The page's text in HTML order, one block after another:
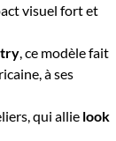
visuel fort et
, ce modèle fait
à ses
qui allie look